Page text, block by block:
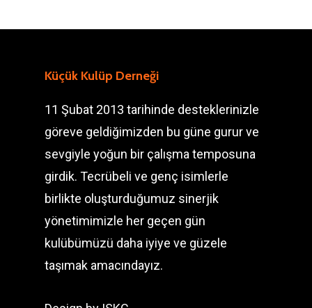
Küçük Kulüp Derneği
11 Şubat 2013 tarihinde desteklerinizle
göreve geldiğimizden bu güne gurur ve
sevgiyle yoğun bir çalışma temposuna
girdik. Tecrübeli ve genç isimlerle
birlikte oluşturduğumuz sinerjik
yönetimimizle her geçen gün
kulübümüzü daha iyiye ve güzele
taşımak amacındayız.